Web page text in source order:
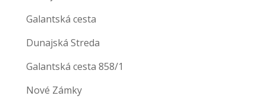
Galantská cesta
Dunajská Streda
Galantská cesta 858/1
Nové Zámky